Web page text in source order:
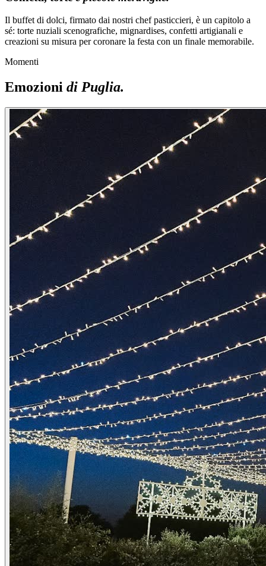
Il buffet di dolci, firmato dai nostri chef pasticcieri, è un capitolo a
sé: torte nuziali scenografiche, mignardises, confetti artigianali e
creazioni su misura per coronare la festa con un finale memorabile.
Momenti
Emozioni di Puglia.